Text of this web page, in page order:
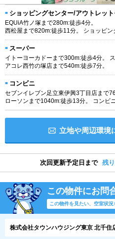
ショッピングセンター/アウトレッ
EQUiA竹ノ塚まで280m:徒歩4分。
西松屋まで820m:徒歩11分。 ショッピン
スーパー
イトーヨーカドーまで300m:徒歩4分。
アコレ西竹の塚店まで540m:徒歩7分。
コンビニ
セブンイレブン足立東伊興3丁目店まで
ローソンまで1040m:徒歩13分。 コンビニ
立地や周辺環境
次回更新予定日まで 残
この物件にお問
この物件を見たい、空室状
株式会社タウンハウジング東京 北千住